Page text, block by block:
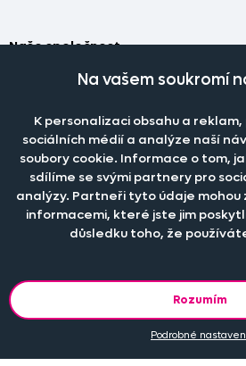
Staňte se členem klubu Dante.cz
Objevte slevy pro členy, získejte akční
informace do vaší schránky.
Naše společnost
Doprava a platba
Obchodní podmínky
Nastavení cookies
Katalog zdarma
Časté dotazy
Jak objednat záclony a závěsy na
Jak prát záclony a závěsy?
Jak prát povlečení a prostěradla?
Informace o materiálech
Pobočka
Pobočka a výdej objednávek otevřena
PRODEJNÍ ODDĚLENÍ - TELEFONICKY
po-pá 7:30 - 16:00
Tel.:777 111 818
e-mail:dotazy@dante.cz
reklamace:reklamace@dante.cz
Na vašem soukromí
K personalizaci obsahu a
sociálních médií a analýze naší
soubory cookie. Informace o tom,
sdílíme se svými partnery pro
analýzy. Partneři tyto údaje mohou
informacemi, které jste jim
důsledku toho, že
Rozumím
Podrobné